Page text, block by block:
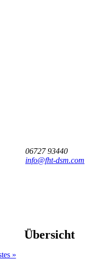
06727 93440
info@fht-dsm.com
»
Übersicht